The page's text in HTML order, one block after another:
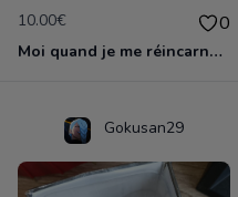
10.00€ 0
Moi quand je me réincarne en Slime - Figurine Hinata Sakaguchi - Banpresto Otherworlder - Bandai
Gokusan29